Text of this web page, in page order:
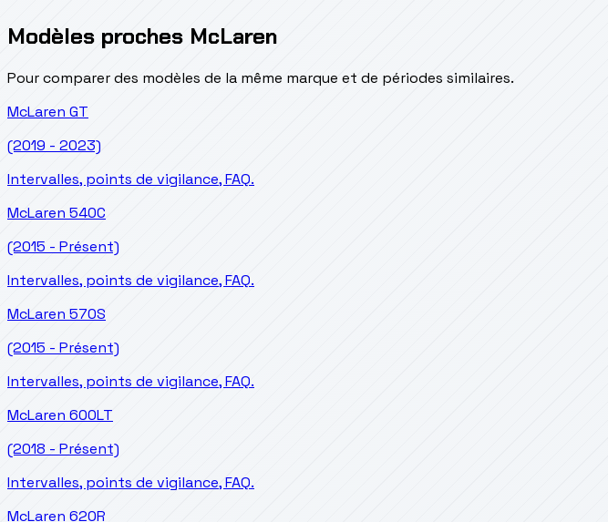
Modèles proches McLaren
Pour comparer des modèles de la même marque et de périodes similaires.
McLaren GT
(2019 - 2023)
Intervalles, points de vigilance, FAQ.
McLaren 540C
(2015 - Présent)
Intervalles, points de vigilance, FAQ.
McLaren 570S
(2015 - Présent)
Intervalles, points de vigilance, FAQ.
McLaren 600LT
(2018 - Présent)
Intervalles, points de vigilance, FAQ.
McLaren 620R